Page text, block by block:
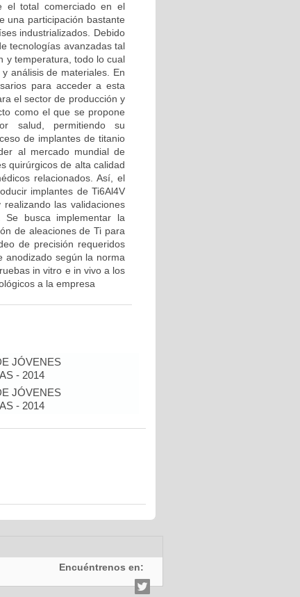
el total comerciado en el
una participación bastante
industrializados. Debido
tecnologías avanzadas tal
y temperatura, todo lo cual
análisis de materiales. En
para acceder a esta
el sector de producción y
como el que se propone
salud, permitiendo su
de implantes de titanio
al mercado mundial de
quirúrgicos de alta calidad
relacionados. Así, el
implantes de Ti6Al4V
las validaciones
Se busca implementar la
de aleaciones de Ti para
de precisión requeridos
anodizado según la norma
in vitro e in vivo a los
a la empresa
JÓVENES
- 2014
JÓVENES
- 2014
Encuéntrenos en: